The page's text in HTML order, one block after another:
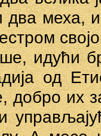
два меха,
идући
од
добро их